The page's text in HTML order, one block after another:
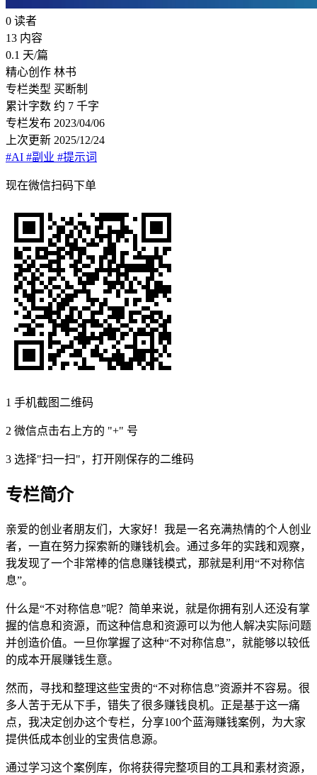
0 读者
13 内容
0.1 天/篇
精心创作 林书
专栏类型 买断制
累计字数 约 7 千字
专栏发布 2023/04/06
上次更新 2025/12/24
#AI #副业 #提示词
现在微信扫码下单
1 手机截图二维码
2 微信点击右上方的 "+" 号
3 选择"扫一扫"，打开刚保存的二维码
专栏简介
亲爱的创业者朋友们，大家好！我是一名充满热情的个人创业
者，一直在努力探索新的赚钱机会。通过多年的实践和观察，
我发现了一个非常棒的信息赚钱模式，那就是利用“不对称信
息”。
什么是“不对称信息”呢？简单来说，就是你拥有别人还没有掌
握的信息和资源，而这种信息和资源可以为他人解决实际问题
并创造价值。一旦你掌握了这种“不对称信息”，就能够以较低
的成本开展赚钱生意。
然而，寻找和整理这些宝贵的“不对称信息”资源并不容易。很
多人苦于无从下手，错失了很多赚钱良机。正是基于这一痛
点，我决定创办这个专栏，分享100个蓝海赚钱案例，为大家
提供低成本创业的宝贵信息源。
通过学习这个案例库，你将获得完整项目的工具和素材资源，